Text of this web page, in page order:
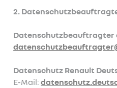
2.
Datenschutzbeauftragter
Datenschutz Renault
E-Mail: